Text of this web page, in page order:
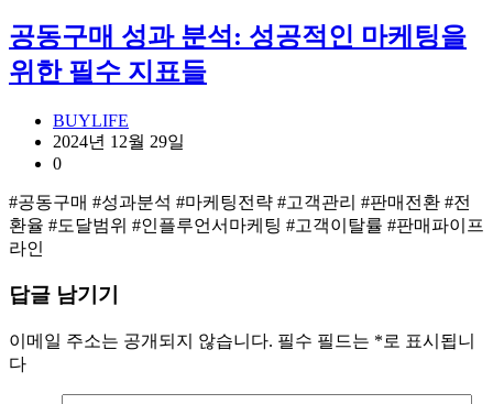
공동구매 성과 분석: 성공적인 마케팅을
위한 필수 지표들
BUYLIFE
2024년 12월 29일
0
#공동구매 #성과분석 #마케팅전략 #고객관리 #판매전환 #전
환율 #도달범위 #인플루언서마케팅 #고객이탈률 #판매파이프
라인
답글 남기기
이메일 주소는 공개되지 않습니다. 필수 필드는 *로 표시됩니
다